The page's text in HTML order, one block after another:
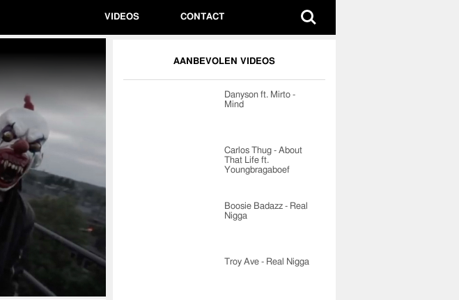
VIDEOS CONTACT
AANBEVOLEN VIDEOS
Danyson ft. Mirto -
Mind
Carlos Thug - About
That Life ft.
Youngbragaboef
Boosie Badazz - Real
Nigga
Troy Ave - Real Nigga